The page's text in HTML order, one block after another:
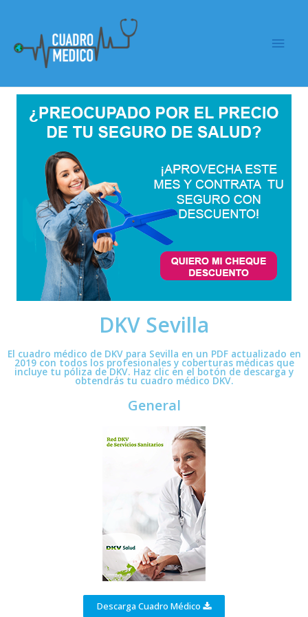
DKV Sevilla
El cuadro médico de DKV para Sevilla en un PDF actualizado en
2019 con todos los profesionales y coberturas médicas que
incluye tu póliza de DKV. Haz clic en el botón de descarga y
obtendrás tu cuadro médico DKV.
General
Descarga Cuadro Médico